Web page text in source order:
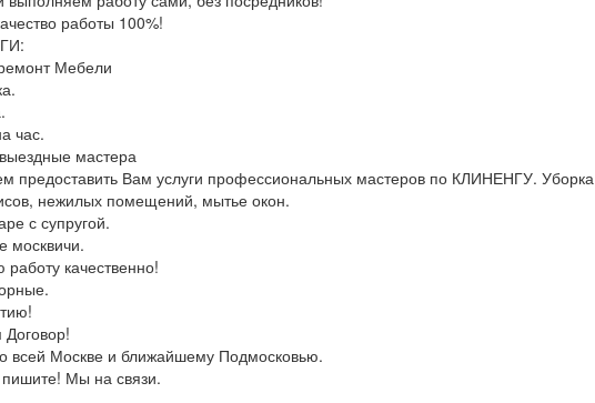
работы 100%!
Мебели
час.
мастера
предоставить Вам услуги профессиональных мастеров по КЛИНЕНГУ. Уборка
нежилых помещений, мытье окон.
с супругой.
москвичи.
качественно!
всей Москве и ближайшему Подмосковью.
Мы на связи.